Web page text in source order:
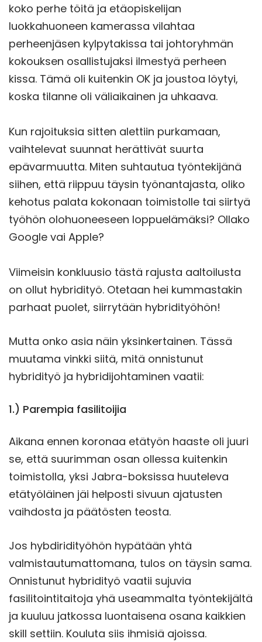
koko perhe töitä ja etäopiskelijan
luokkahuoneen kamerassa vilahtaa
perheenjäsen kylpytakissa tai johtoryhmän
kokouksen osallistujaksi ilmestyä perheen
kissa. Tämä oli kuitenkin OK ja joustoa löytyi,
koska tilanne oli väliaikainen ja uhkaava.
Kun rajoituksia sitten alettiin purkamaan,
vaihtelevat suunnat herättivät suurta
epävarmuutta. Miten suhtautua työntekijänä
siihen, että riippuu täysin työnantajasta, oliko
kehotus palata kokonaan toimistolle tai siirtyä
työhön olohuoneeseen loppuelämäksi? Ollako
Google vai Apple?
Viimeisin konkluusio tästä rajusta aaltoilusta
on ollut hybridityö. Otetaan hei kummastakin
parhaat puolet, siirrytään hybridityöhön!
Mutta onko asia näin yksinkertainen. Tässä
muutama vinkki siitä, mitä onnistunut
hybridityö ja hybridijohtaminen vaatii:
1.) Parempia fasilitoijia
Aikana ennen koronaa etätyön haaste oli juuri
se, että suurimman osan ollessa kuitenkin
toimistolla, yksi Jabra-boksissa huuteleva
etätyöläinen jäi helposti sivuun ajatusten
vaihdosta ja päätösten teosta.
Jos hybdiridityöhön hypätään yhtä
valmistautumattomana, tulos on täysin sama.
Onnistunut hybridityö vaatii sujuvia
fasilitointitaitoja yhä useammalta työntekijältä
ja kuuluu jatkossa luontaisena osana kaikkien
skill settiin. Kouluta siis ihmisiä ajoissa.